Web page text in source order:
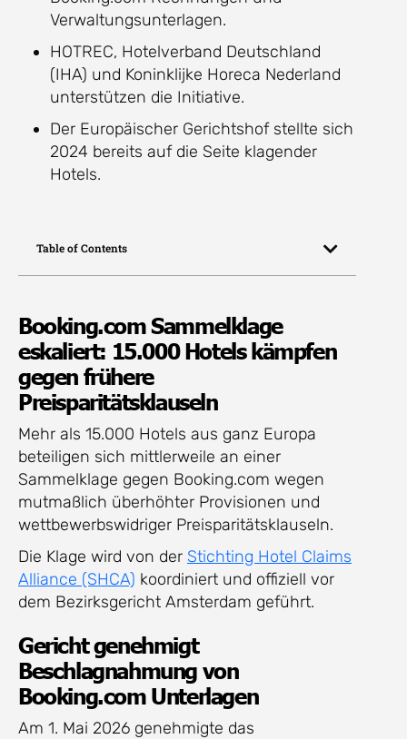
Verwaltungsunterlagen.
HOTREC, Hotelverband Deutschland
(IHA) und Koninklijke Horeca Nederland
unterstützen die Initiative.
Der Europäischer Gerichtshof stellte sich
2024 bereits auf die Seite klagender
Hotels.
Table of Contents
Booking.com Sammelklage
eskaliert: 15.000 Hotels kämpfen
gegen frühere
Preisparitätsklauseln
Mehr als 15.000 Hotels aus ganz Europa
beteiligen sich mittlerweile an einer
Sammelklage gegen Booking.com wegen
mutmaßlich überhöhter Provisionen und
wettbewerbswidriger Preisparitätsklauseln.
Die Klage wird von der Stichting Hotel Claims
Alliance (SHCA) koordiniert und offiziell vor
dem Bezirksgericht Amsterdam geführt.
Gericht genehmigt
Beschlagnahmung von
Booking.com Unterlagen
Am 1. Mai 2026 genehmigte das